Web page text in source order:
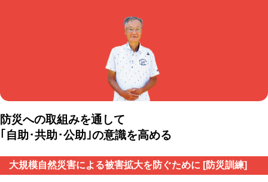
防災への取組みを通して
｢自助･共助･公助｣の意識を高める
大規模自然災害による被害拡大を防ぐために [防災訓練]